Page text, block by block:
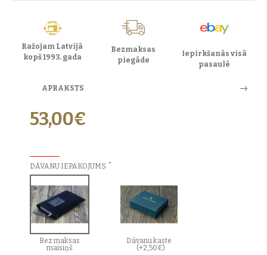
Ražojam Latvijā
kopš 1993. gada
Bezmaksas
piegāde
Iepirkšanās visā
pasaulē
APRAKSTS
53,00€
DĀVANU IEPAKOJUMS
Bez maksas
maisiņš
Dāvanu kaste
(+2,50€)